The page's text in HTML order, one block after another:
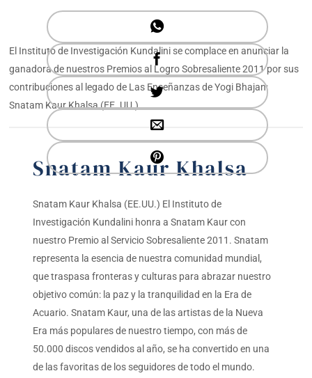
El Instituto de Investigación Kundalini se complace en anunciar la
ganadora de nuestros Premios al Logro Sobresaliente 2011 por sus
contribuciones al legado de Las Enseñanzas de Yogi Bhajan:
Snatam Kaur Khalsa (EE. UU.).
Snatam Kaur Khalsa
Snatam Kaur Khalsa (EE.UU.) El Instituto de
Investigación Kundalini honra a Snatam Kaur con
nuestro Premio al Servicio Sobresaliente 2011. Snatam
representa la esencia de nuestra comunidad mundial,
que traspasa fronteras y culturas para abrazar nuestro
objetivo común: la paz y la tranquilidad en la Era de
Acuario. Snatam Kaur, una de las artistas de la Nueva
Era más populares de nuestro tiempo, con más de
50.000 discos vendidos al año, se ha convertido en una
de las favoritas de los seguidores de todo el mundo.